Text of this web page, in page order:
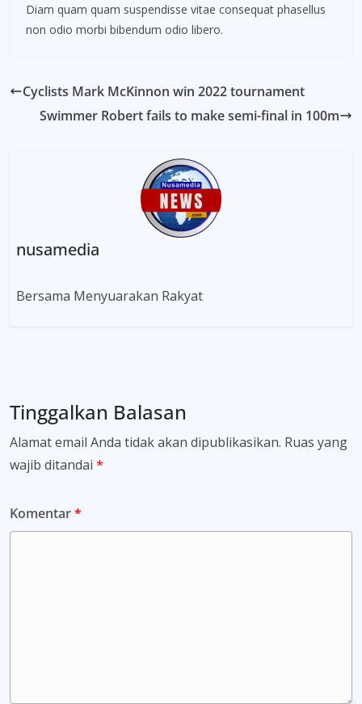
Diam quam quam suspendisse vitae consequat phasellus
non odio morbi bibendum odio libero.
Cyclists Mark McKinnon win 2022 tournament
Swimmer Robert fails to make semi-final in 100m
nusamedia
Bersama Menyuarakan Rakyat
Tinggalkan Balasan
Alamat email Anda tidak akan dipublikasikan. Ruas yang
wajib ditandai *
Komentar*